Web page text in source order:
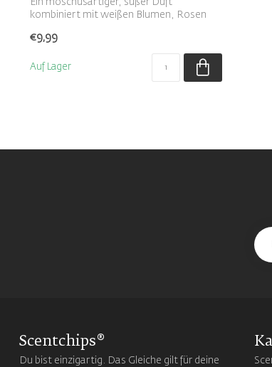
Ein moschusartiger, süßer Duft
kombiniert mit weißen Blumen, Rosen
€9,99
Auf Lager
Scentchips®
Du bist einzigartig. Das Gleiche gilt für deine